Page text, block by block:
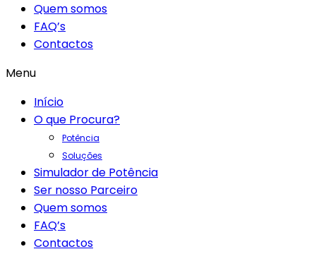
Quem somos
FAQ’s
Contactos
Menu
Início
O que Procura?
Potência
Soluções
Simulador de Potência
Ser nosso Parceiro
Quem somos
FAQ’s
Contactos